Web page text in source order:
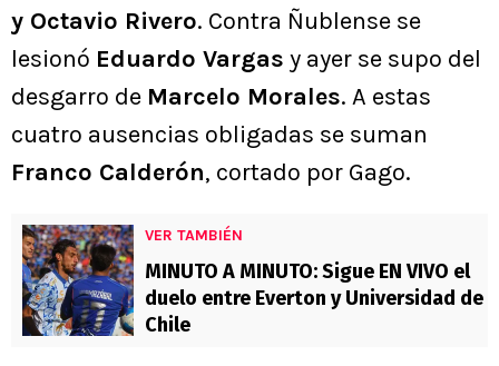
y Octavio Rivero. Contra Ñublense se
lesionó Eduardo Vargas y ayer se supo del
desgarro de Marcelo Morales. A estas
cuatro ausencias obligadas se suman
Franco Calderón, cortado por Gago.
VER TAMBIÉN
MINUTO A MINUTO: Sigue EN VIVO el
duelo entre Everton y Universidad de
Chile